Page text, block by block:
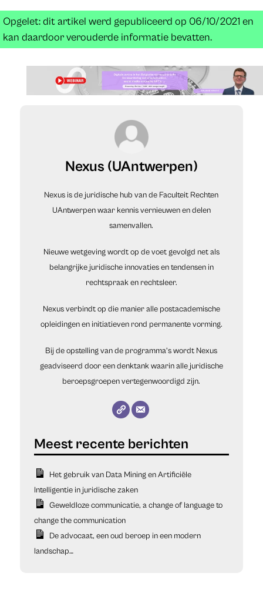
Opgelet: dit artikel werd gepubliceerd op 06/10/2021 en
kan daardoor verouderde informatie bevatten.
Nexus (UAntwerpen)
Nexus is de juridische hub van de Faculteit Rechten
UAntwerpen waar kennis vernieuwen en delen
samenvallen.
Nieuwe wetgeving wordt op de voet gevolgd net als
belangrijke juridische innovaties en tendensen in
rechtspraak en rechtsleer.
Nexus verbindt op die manier alle postacademische
opleidingen en initiatieven rond permanente vorming.
Bij de opstelling van de programma’s wordt Nexus
geadviseerd door een denktank waarin alle juridische
beroepsgroepen vertegenwoordigd zijn.
Het gebruik van Data Mining en Artificiële
Intelligentie in juridische zaken
Geweldloze communicatie, a change of language to
change the communication
De advocaat, een oud beroep in een modern
landschap…